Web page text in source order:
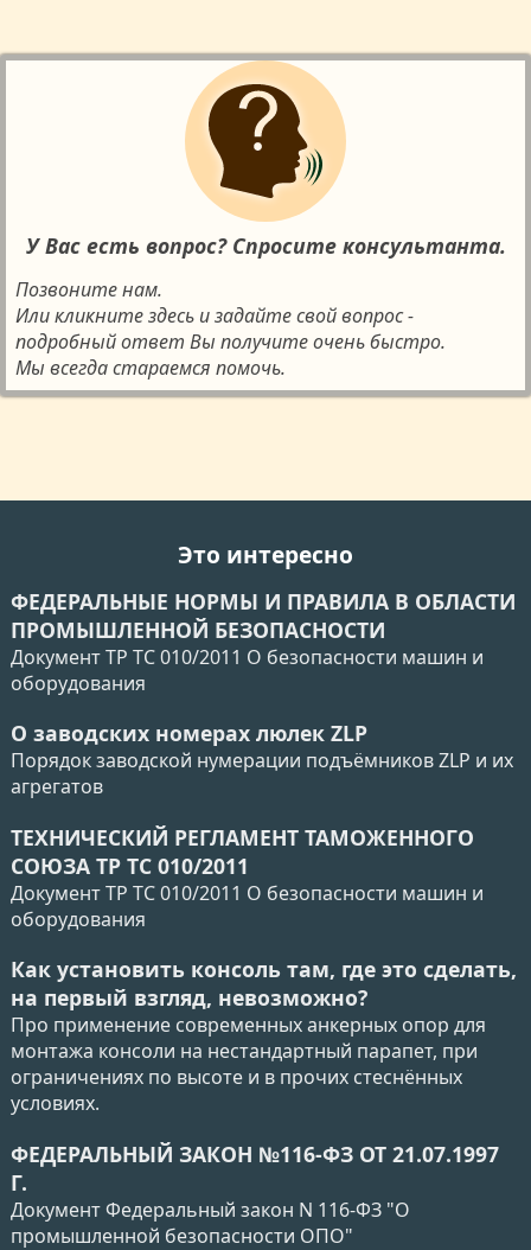
У Вас есть вопрос? Спросите консультанта.
Позвоните нам.
Или кликните здесь и задайте свой вопрос -
подробный ответ Вы получите очень быстро.
Мы всегда стараемся помочь.
Это интересно
ФЕДЕРАЛЬНЫЕ НОРМЫ И ПРАВИЛА В ОБЛАСТИ
ПРОМЫШЛЕННОЙ БЕЗОПАСНОСТИ
Документ ТР ТС 010/2011 О безопасности машин и
оборудования
О заводских номерах люлек ZLP
Порядок заводской нумерации подъёмников ZLP и их
агрегатов
ТЕХНИЧЕСКИЙ РЕГЛАМЕНТ ТАМОЖЕННОГО
СОЮЗА ТР ТС 010/2011
Документ ТР ТС 010/2011 О безопасности машин и
оборудования
Как установить консоль там, где это сделать,
на первый взгляд, невозможно?
Про применение современных анкерных опор для
монтажа консоли на нестандартный парапет, при
ограничениях по высоте и в прочих стеснённых
условиях.
ФЕДЕРАЛЬНЫЙ ЗАКОН №116-ФЗ ОТ 21.07.1997
Г.
Документ Федеральный закон N 116-ФЗ "О
промышленной безопасности ОПО"